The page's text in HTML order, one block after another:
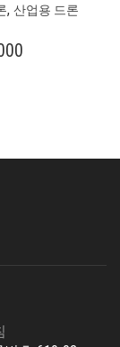
, 산업용 드론